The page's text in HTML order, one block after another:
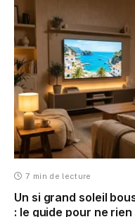
7 min de lecture
Un si grand soleil
: le guide pour ne